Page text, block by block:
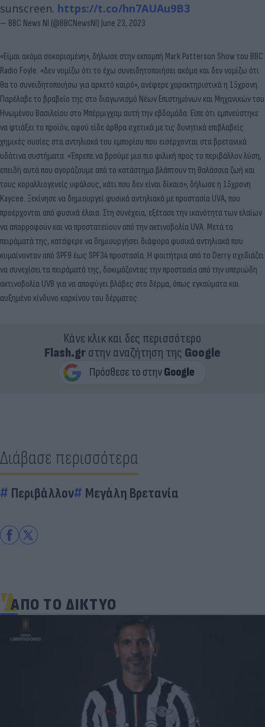
sunscreen. https://t.co/hn7AUAu9B3
— BBC News NI (@BBCNewsNI) June 23, 2023
«Είμαι ακόμα σοκαρισμένη», δήλωσε στην εκπομπή Mark Patterson Show του BBC
Radio Foyle. «Δεν νομίζω ότι το έχω συνειδητοποιήσει ακόμα και δεν νομίζω ότι
θα το συνειδητοποιήσω για αρκετό καιρό», ανέφερε χαρακτηριστικά η 15χρονη.
Παρέλαβε το βραβείο της στο διαγωνισμό Νέων Επιστημόνων και Μηχανικών του
Ηνωμένου Βασιλείου στο Μπέρμιγχαμ αυτή την εβδομάδα. Είπε ότι εμπνεύστηκε
να φτιάξει το προϊόν, αφού είδε άρθρα σχετικά με τις δυνητικά επιβλαβείς
χημικές ουσίες στα αντηλιακά του εμπορίου που εισέρχονται στα βρετανικά
υδάτινα συστήματα. «Έπρεπε να βρούμε μια πιο φιλική προς το περιβάλλον λύση,
επειδή αυτά που αγοράζουμε από το κατάστημα βλάπτουν τη θαλάσσια ζωή και
τους κοραλλιογενείς υφάλους, κάτι που δεν είναι δίκαιο», δήλωσε η 15χρονη
Kaycee. Ξεκίνησε να δημιουργεί φυσικά αντηλιακά με προστασία UVA, που
προέρχονται από φυσικά έλαια. Στη συνέχεια, εξέτασε την ικανότητα των ελαίων
να απορροφούν και να προστατεύουν από την ακτινοβολία UVA. Μετά τα
πειράματά της, κατάφερε να δημιουργήσει διάφορα φυσικά αντηλιακά που
κυμαίνονταν από SPF9 έως SPF34 προστασία. Η φοιτήτρια από το Derry σχεδιάζει
να συνεχίσει τα πειράματά της, δοκιμάζοντας την προστασία από την υπεριώδη
ακτινοβολία UVB για να αποφύγει βλάβες στο δέρμα, όπως εγκαύματα και
αυξημένο κίνδυνο καρκίνου του δέρματος.
Κάνε κλικ και δες περισσότερο
Flash.grστην αναζήτηση της Google
Διάβασε περισσότερα
Περιβάλλον Μεγάλη Βρετανία
ΑΠΟ ΤΟ ΔΙΚΤΥΟ